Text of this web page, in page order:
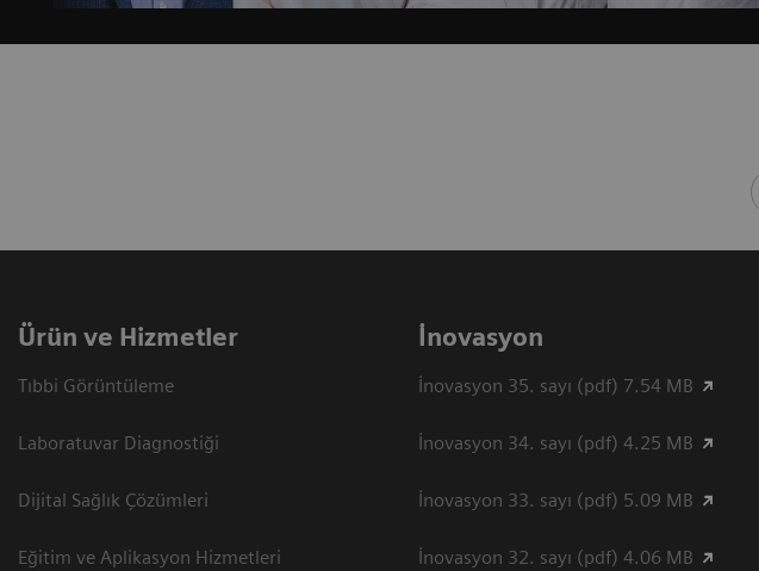
Ürün ve Hizmetler
Tıbbi Görüntüleme
Laboratuvar Diagnostiği
Dijital Sağlık Çözümleri
Eğitim ve Aplikasyon Hizmetleri
İnovasyon
İnovasyon 35. sayı (pdf) 7.54 MB
İnovasyon 34. sayı (pdf) 4.25 MB
İnovasyon 33. sayı (pdf) 5.09 MB
İnovasyon 32. sayı (pdf) 4.06 MB